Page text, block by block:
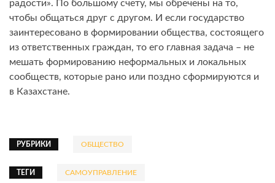
радости». По большому счету, мы обречены на то,
чтобы общаться друг с другом. И если государство
заинтересовано в формировании общества, состоящего
из ответственных граждан, то его главная задача – не
мешать формированию неформальных и локальных
сообществ, которые рано или поздно сформируются и
в Казахстане.
РУБРИКИ ОБЩЕСТВО
ТЕГИ САМОУПРАВЛЕНИЕ